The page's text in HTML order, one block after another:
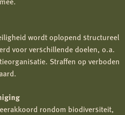
wordt oplopend structureel
voor verschillende doelen, o.a.
Straffen op verboden
rondom biodiversiteit,